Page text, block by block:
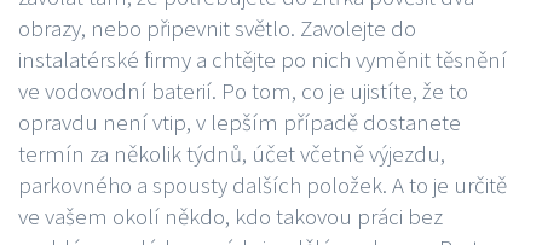
obrazy, nebo připevnit světlo. Zavolejte do
instalatérské firmy a chtějte po nich vyměnit těsnění
ve vodovodní baterií. Po tom, co je ujistíte, že to
opravdu není vtip, v lepším případě dostanete
termín za několik týdnů, účet včetně výjezdu,
parkovného a spousty dalších položek. A to je určitě
ve vašem okolí někdo, kdo takovou práci bez